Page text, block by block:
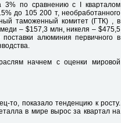
3% по сравнению с I кварталом
до 105 200 т, необработанного
таможенный комитет (ГТК) , в
– $157,3 млн, никеля – $475,5
алюминия первичного в
начнем с оценки мировой
то, показало тенденцию к росту.
в мире вырос за квартал на